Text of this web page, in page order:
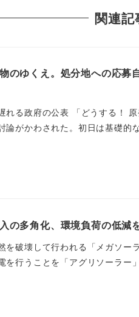
関連記
のゆくえ。処分地への応
れる政府の公表 「どうする！
論がかわされた。初日は基礎
の多角化、環境負荷の低
を破壊して行われる「メガソ
を行うことを「アグリソーラ